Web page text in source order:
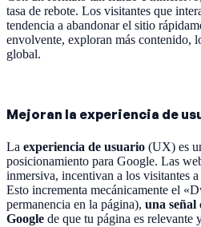
tasa de rebote. Los visitantes que
tendencia a abandonar el sitio
envolvente, exploran más contenido,
global.
Mejoran la experiencia de
La experiencia de usuario (UX) es
posicionamiento para Google. Las
inmersiva, incentivan a los visitantes
Esto incrementa mecánicamente el
permanencia en la página), una señal
Google de que tu página es relevante